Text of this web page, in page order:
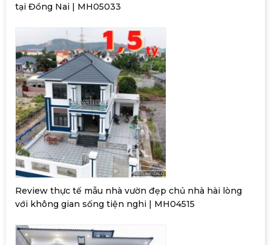
tại Đồng Nai | MH05033
Review thực tế mẫu nhà vườn đẹp chủ nhà hài lòng
với không gian sống tiện nghi | MH04515